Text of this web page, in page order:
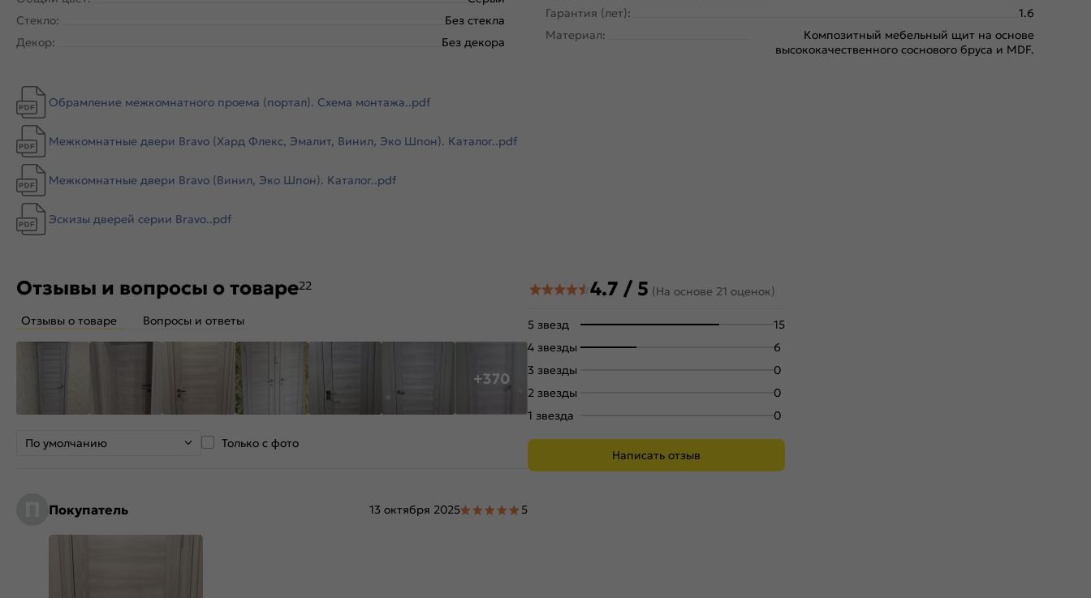
Стекло:
Без стекла
Декор:
Без декора
Гарантия (лет):
1.6
Материал:
Композитный мебельный щит на основе
высококачественного соснового бруса и MDF.
Обрамление межкомнатного проема (портал). Схема монтажа..pdf
Межкомнатные двери Bravo (Хард Флекс, Эмалит, Винил, Эко Шпон). Каталог..pdf
Межкомнатные двери Bravo (Винил, Эко Шпон). Каталог..pdf
Эскизы дверей серии Bravo..pdf
Отзывы и вопросы о товаре22
Отзывы о товаре Вопросы и ответы
+370
По умолчанию Только с фото
Покупатель 13 октября 2025 5
4.7 / 5 (На основе 21 оценок)
5 звезд
15
4 звезды
6
3 звезды
0
2 звезды
0
1 звезда
0
Написать отзыв